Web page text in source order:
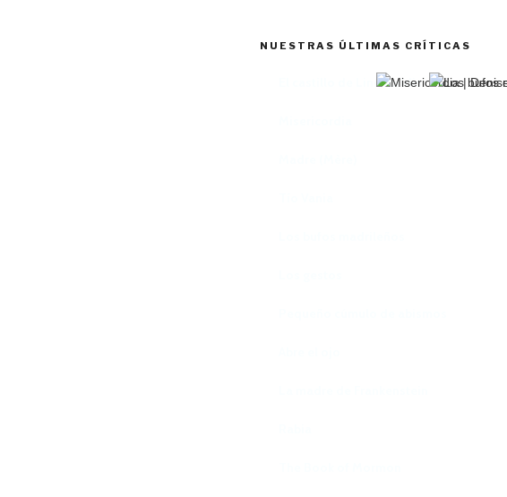
NUESTRAS ÚLTIMAS CRÍTICAS
El castillo de Lindabridis